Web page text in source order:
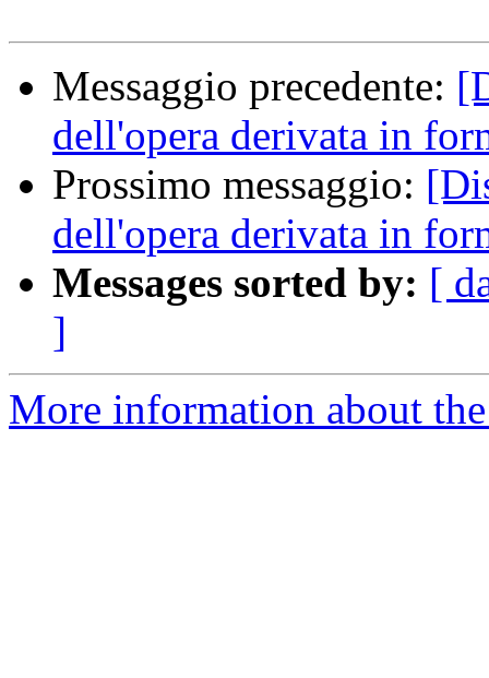
Messaggio precedente:
dell'opera derivata in
Prossimo messaggio:
dell'opera derivata in
Messages sorted by: [
]
More information about